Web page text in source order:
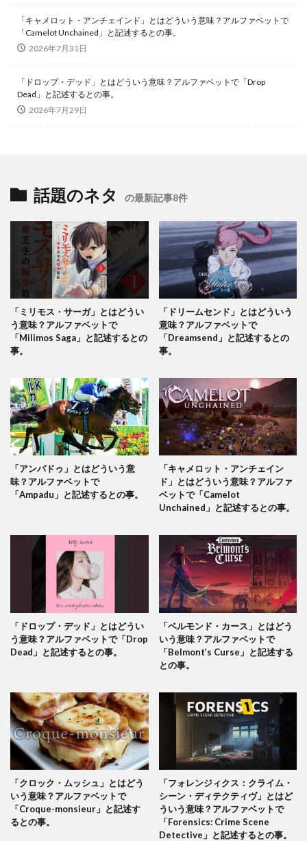
「キャメロット・アンチェインド」とはどういう意味？アルファベットで
「Camelot Unchained」と記述するとの事。
2026年7月31日
「ドロップ・デッド」とはどういう意味？アルファベットで「Drop
Dead」と記述するとの事。
2026年7月29日
話題のネタ の最新記事8件
「ミリモス・サーガ」とはどうい
う意味？アルファベットで
「Milimos Saga」と記述するとの
事。
「ドリームセンド」とはどういう
意味？アルファベットで
「Dreamsend」と記述するとの
事。
「アンパドゥ」とはどういう意
味？アルファベットで
「Ampadu」と記述するとの事。
「キャメロット・アンチェイン
ド」とはどういう意味？アルファ
ベットで「Camelot
Unchained」と記述するとの事。
「ドロップ・デッド」とはどうい
う意味？アルファベットで「Drop
Dead」と記述するとの事。
「ベルモンド・カース」とはどう
いう意味？アルファベットで
「Belmont’s Curse」と記述する
との事。
「クロック・ムッシュ」とはどう
いう意味？アルファベットで
「Croque-monsieur」と記述す
るとの事。
「フォレンジィクス：クライム・
シーン・ディテクティヴ」とはど
ういう意味？アルファベットで
「Forensics: Crime Scene
Detective」と記述するとの事。